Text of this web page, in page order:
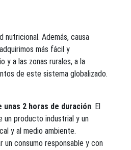
Además, causa
más fácil y
y a las zonas rurales, a la
de este sistema globalizado.
unas 2 horas de duración. El
un producto industrial y un
y al medio ambiente.
un consumo responsable y con